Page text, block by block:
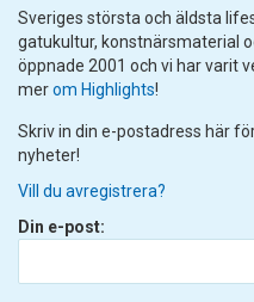
Sveriges största och äldsta
gatukultur, konstnärsmaterial
öppnade 2001 och vi har varit
merom Highlights!
Skriv in din e-postadress här
nyheter!
Vill du avregistrera?
Din e-post: